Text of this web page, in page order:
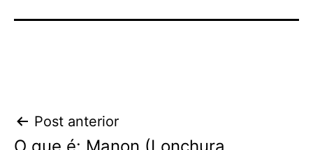
Navegação
Post anterior